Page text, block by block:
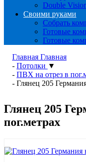
Double
Своими руками
Собрать
Готовые
Готовые
Главная Главная
- Потолки ▼
- ПВХ на отрез в
- Глянец 205
Глянец 205
пог.метрах